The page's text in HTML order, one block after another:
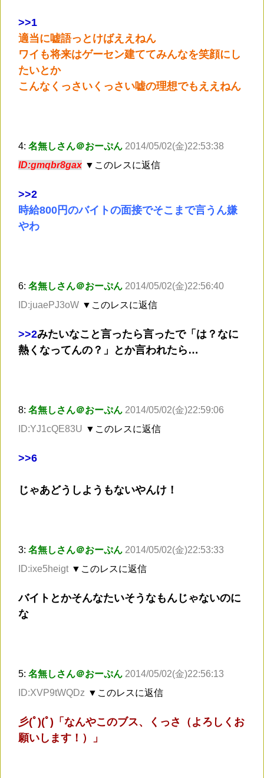
>>1
適当に嘘語っとけばええねん
ワイも将来はゲーセン建ててみんなを笑顔にし
たいとか
こんなくっさいくっさい嘘の理想でもええねん
4: 名無しさん＠おーぷん 2014/05/02(金)22:53:38
ID:gmqbr8gax ▼このレスに返信
>>2
時給800円のバイトの面接でそこまで言うん嫌
やわ
6: 名無しさん＠おーぷん 2014/05/02(金)22:56:40
ID:juaePJ3oW ▼このレスに返信
>>2みたいなこと言ったら言ったで「は？なに
熱くなってんの？」とか言われたら…
8: 名無しさん＠おーぷん 2014/05/02(金)22:59:06
ID:YJ1cQE83U ▼このレスに返信
>>6
じゃあどうしようもないやんけ！
3: 名無しさん＠おーぷん 2014/05/02(金)22:53:33
ID:ixe5heigt ▼このレスに返信
バイトとかそんなたいそうなもんじゃないのに
な
5: 名無しさん＠おーぷん 2014/05/02(金)22:56:13
ID:XVP9tWQDz ▼このレスに返信
彡(ﾟ)(ﾟ)「なんやこのブス、くっさ（よろしくお
願いします！）」